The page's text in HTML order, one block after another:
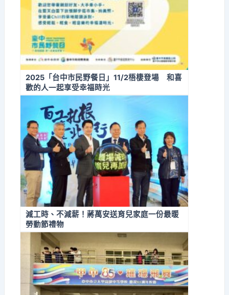
2025「台中市民野餐日」11/2梧棲登場 和喜
歡的人一起享受幸福時光
減工時、不減薪！蔣萬安送育兒家庭一份最暖
勞動節禮物